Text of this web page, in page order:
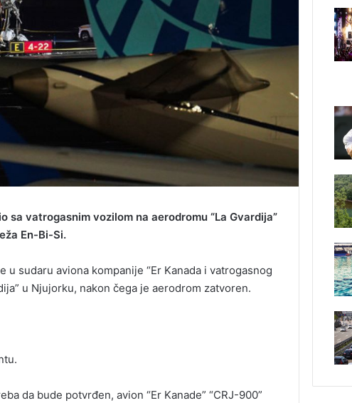
vatrogasnim vozilom na aerodromu “La Gvardija”
En-Bi-Si.
sudaru aviona kompanije “Er Kanada i vatrogasnog
u Njujorku, nakon čega je aerodrom zatvoren.
da bude potvrđen, avion “Er Kanade” “CRЈ-900”